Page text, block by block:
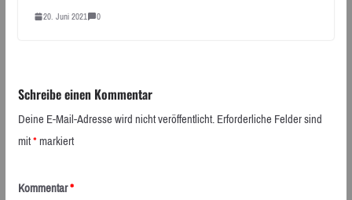
20. Juni 2021 0
Schreibe einen Kommentar
Deine E-Mail-Adresse wird nicht veröffentlicht.Erforderliche Felder sind
mit*markiert
Kommentar*